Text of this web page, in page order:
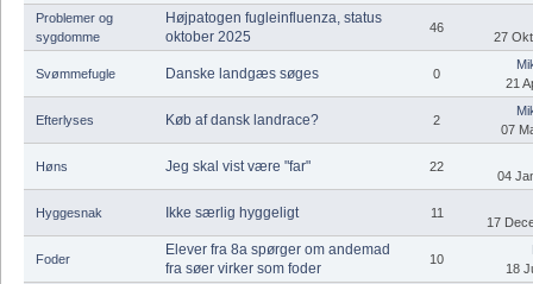
Problemer og
sygdomme
Højpatogen fugleinfluenza, status
oktober 2025
46
27
Svømmefugle Danske landgæs søges 0
21
Efterlyses Køb af dansk landrace? 2
07
Høns Jeg skal vist være "far" 22
04
Hyggesnak Ikke særlig hyggeligt 11
17
Foder
Elever fra 8a spørger om andemad
fra søer virker som foder
10
18